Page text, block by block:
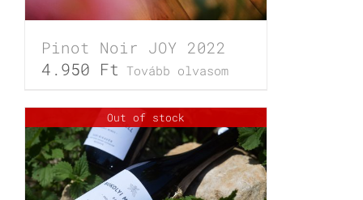
Pinot Noir JOY 2022
4.950 Ft Tovább olvasom
Out of stock